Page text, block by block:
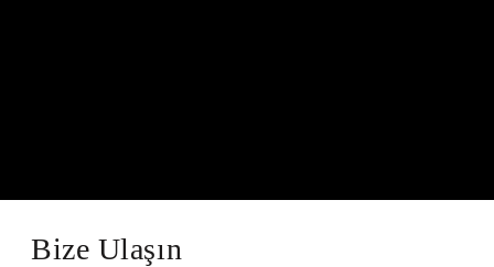
Bize Ulaşın